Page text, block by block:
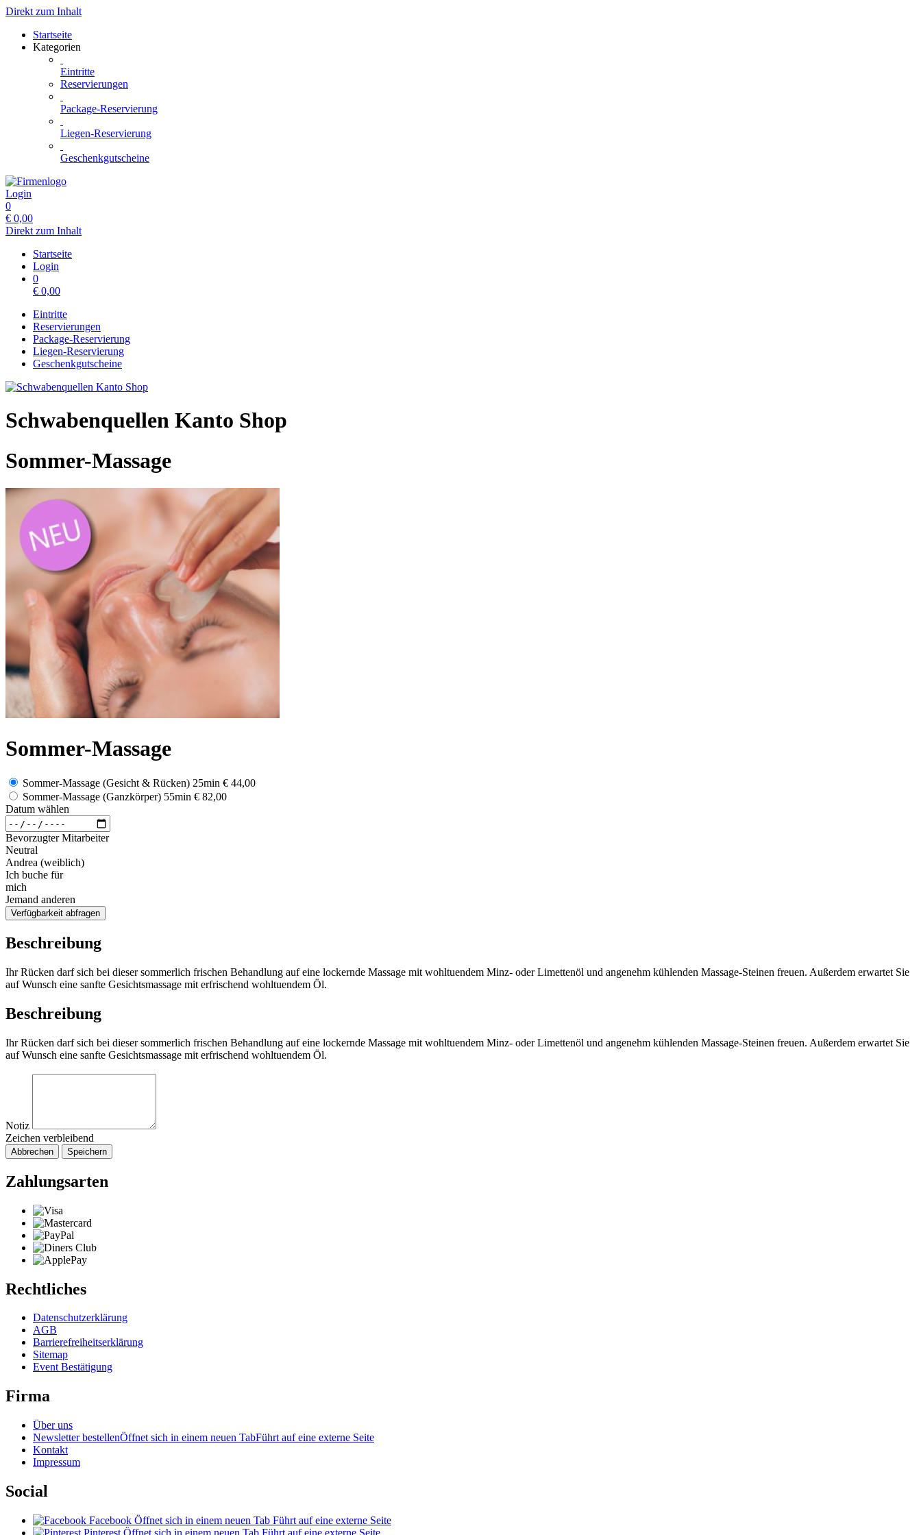
Direkt zum Inhalt
Startseite
Kategorien
Eintritte
Reservierungen
Package-Reservierung
Liegen-Reservierung
Geschenkgutscheine
Login
0
€ 0,00
Direkt zum Inhalt
Startseite
Login
0
€ 0,00
Eintritte
Reservierungen
Package-Reservierung
Liegen-Reservierung
Geschenkgutscheine
Schwabenquellen Kanto Shop
Sommer-Massage
Sommer-Massage
Sommer-Massage (Gesicht & Rücken) 25min € 44,00
Sommer-Massage (Ganzkörper) 55min € 82,00
Datum wählen
Bevorzugter Mitarbeiter
Neutral
Andrea (weiblich)
Ich buche für
mich
Jemand anderen
Verfügbarkeit abfragen
Beschreibung
Ihr Rücken darf sich bei dieser sommerlich frischen Behandlung auf eine lockernde Massage mit wohltuendem Minz- oder Limettenöl und angenehm kühlenden Massage-Steinen freuen. Außerdem erwartet Sie
auf Wunsch eine sanfte Gesichtsmassage mit erfrischend wohltuendem Öl.
Beschreibung
Ihr Rücken darf sich bei dieser sommerlich frischen Behandlung auf eine lockernde Massage mit wohltuendem Minz- oder Limettenöl und angenehm kühlenden Massage-Steinen freuen. Außerdem erwartet Sie
auf Wunsch eine sanfte Gesichtsmassage mit erfrischend wohltuendem Öl.
Notiz
Zeichen verbleibend
Abbrechen Speichern
Zahlungsarten
Rechtliches
Datenschutzerklärung
AGB
Barrierefreiheitserklärung
Sitemap
Event Bestätigung
Firma
Über uns
Newsletter bestellenÖffnet sich in einem neuen TabFührt auf eine externe Seite
Kontakt
Impressum
Social
Facebook Öffnet sich in einem neuen Tab Führt auf eine externe Seite
Pinterest Öffnet sich in einem neuen Tab Führt auf eine externe Seite